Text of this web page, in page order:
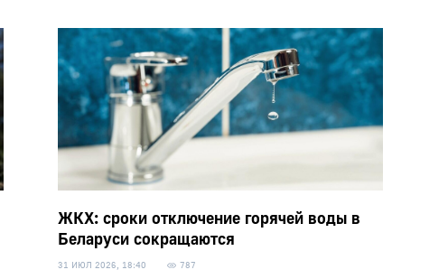
ЖКХ: сроки отключение горячей воды в
Беларуси сокращаются
31 ИЮЛ 2026, 18:40 787